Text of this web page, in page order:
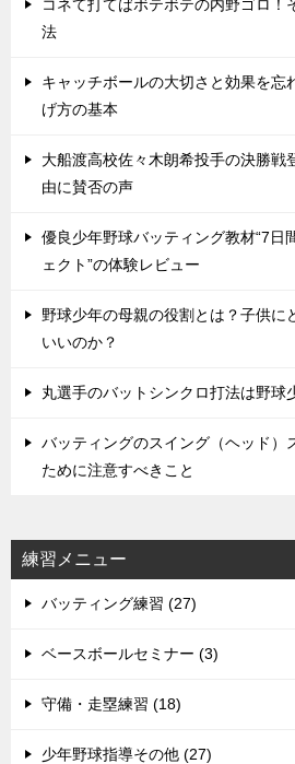
コネて打てばボテボテの内野ゴロ！
法
キャッチボールの大切さと効果を忘
げ方の基本
大船渡高校佐々木朗希投手の決勝
由に賛否の声
優良少年野球バッティング教材“7日
ェクト”の体験レビュー
野球少年の母親の役割とは？子供に
いいのか？
丸選手のバットシンクロ打法は野球
バッティングのスイング（ヘッド）
ために注意すべきこと
練習メニュー
バッティング練習 (27)
ベースボールセミナー (3)
守備・走塁練習 (18)
少年野球指導その他 (27)